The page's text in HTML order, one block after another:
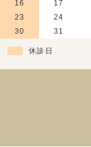
16
17
23
24
30
31
休診日